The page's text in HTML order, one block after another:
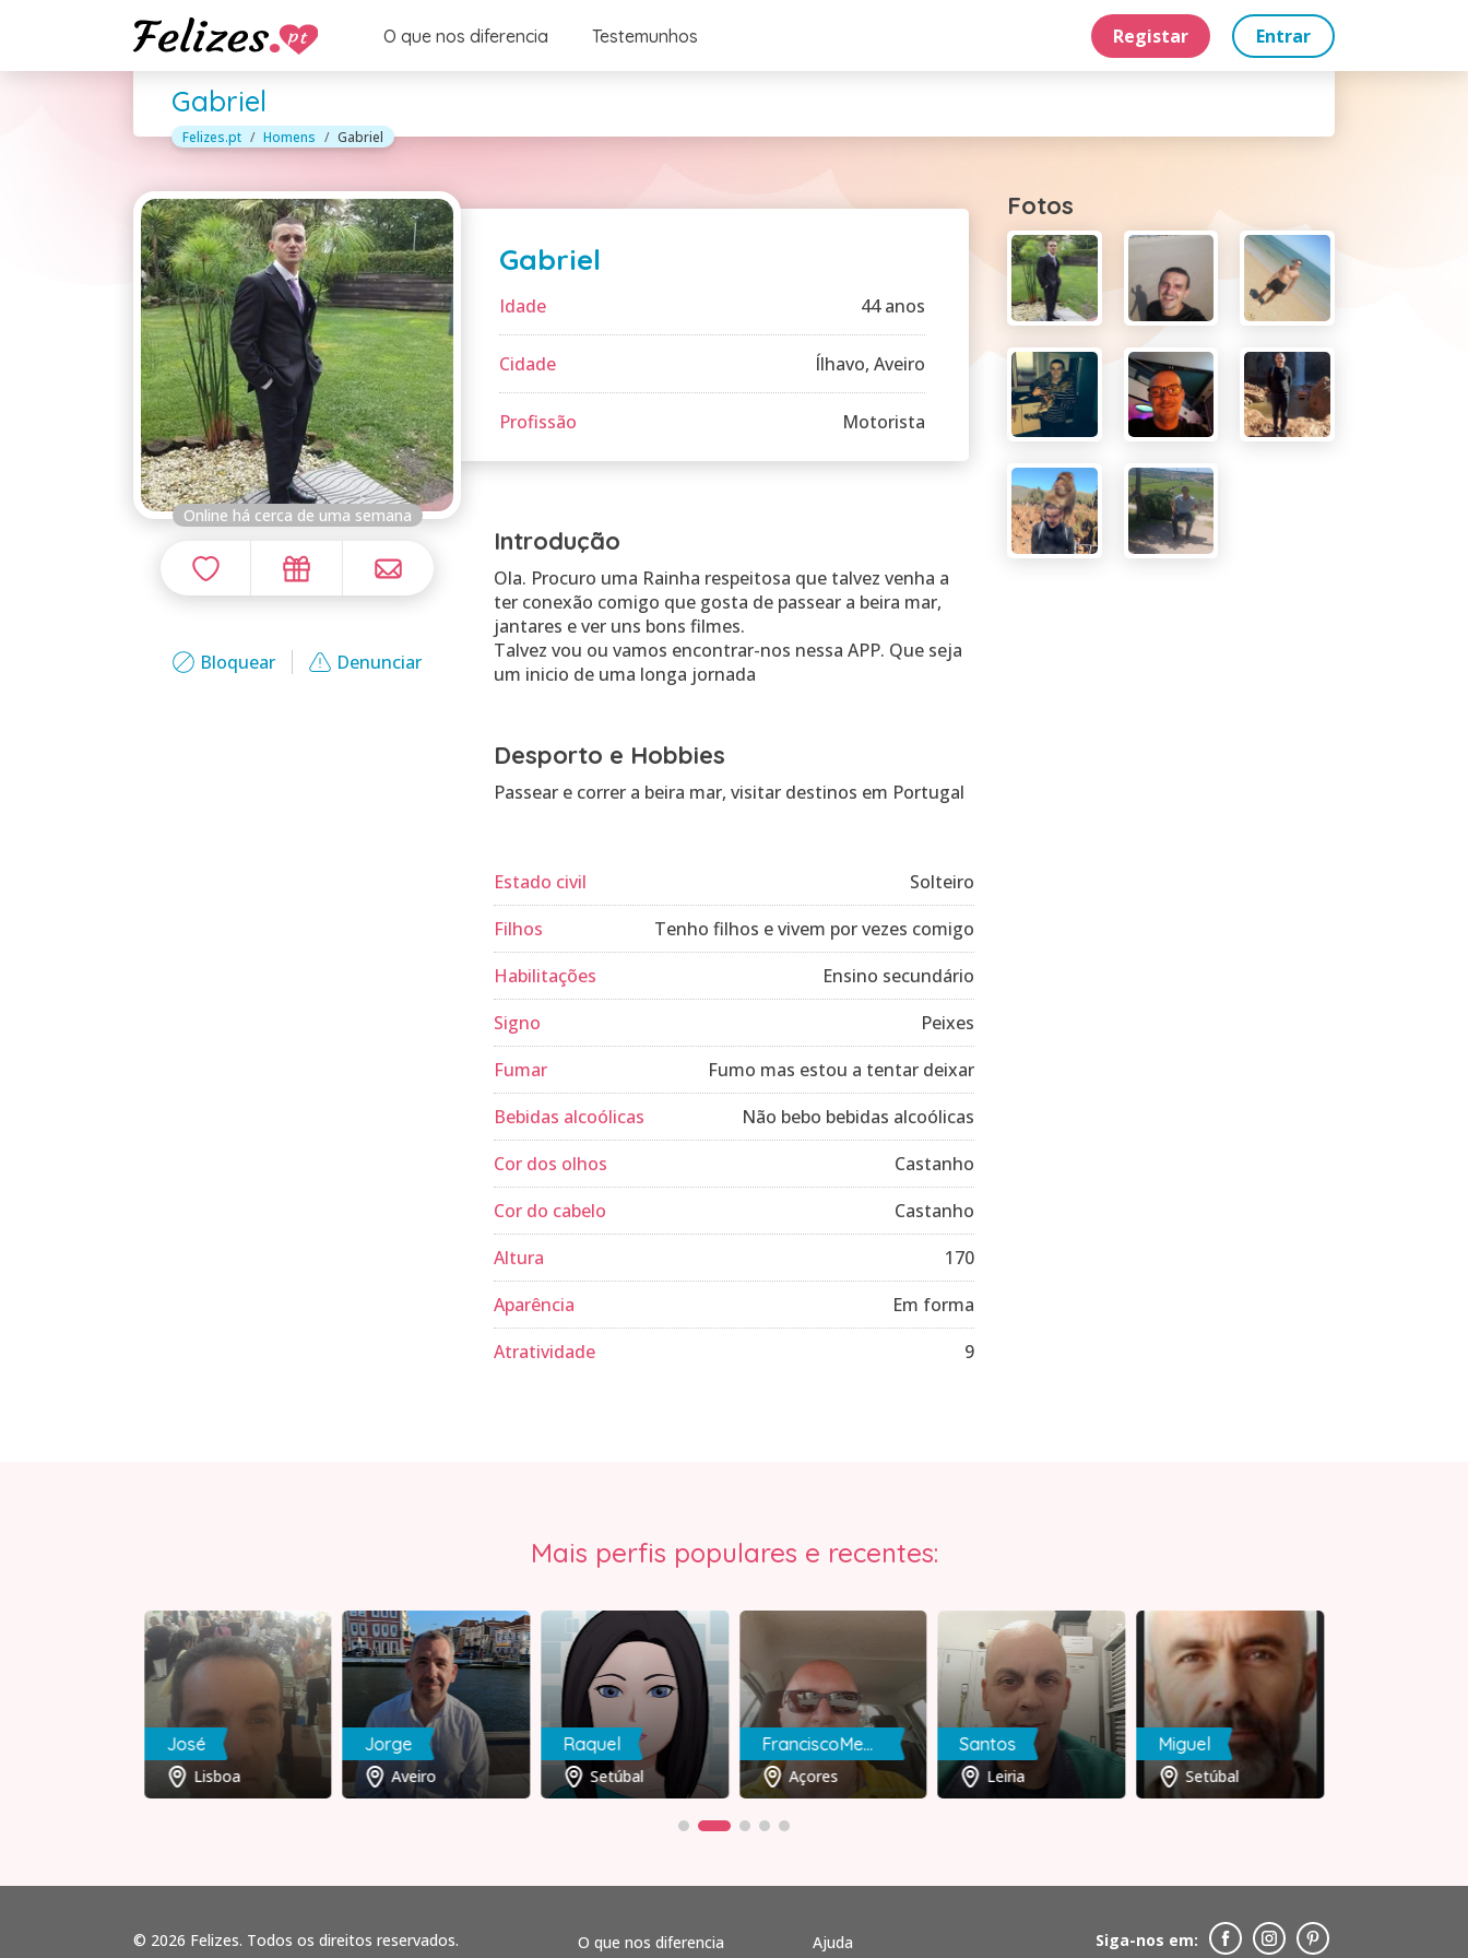
O que nos diferencia Testemunhos Registar Entrar
Gabriel
Felizes.pt Homens Gabriel
Online há cerca de uma semana
Bloquear Denunciar
Gabriel
Idade 44 anos
Cidade Ílhavo, Aveiro
Profissão Motorista
Introdução
Ola. Procuro uma Rainha respeitosa que talvez venha a
ter conexão comigo que gosta de passear a beira mar,
jantares e ver uns bons filmes.
Talvez vou ou vamos encontrar-nos nessa APP. Que seja
um inicio de uma longa jornada
Desporto e Hobbies
Passear e correr a beira mar, visitar destinos em Portugal
Estado civil
Solteiro
Filhos
Tenho filhos e vivem por vezes comigo
Habilitações
Ensino secundário
Signo
Peixes
Fumar
Fumo mas estou a tentar deixar
Bebidas alcoólicas
Não bebo bebidas alcoólicas
Cor dos olhos
Castanho
Cor do cabelo
Castanho
Altura
170
Aparência
Em forma
Atratividade
9
Fotos
Mais perfis populares e recentes:
José
Lisboa
Jorge
Aveiro
Raquel
Setúbal
FranciscoMedeiros
Açores
Santos
Leiria
Miguel
Setúbal
© 2026 Felizes. Todos os direitos reservados.
O que nos diferencia
Ajuda
Siga-nos em: